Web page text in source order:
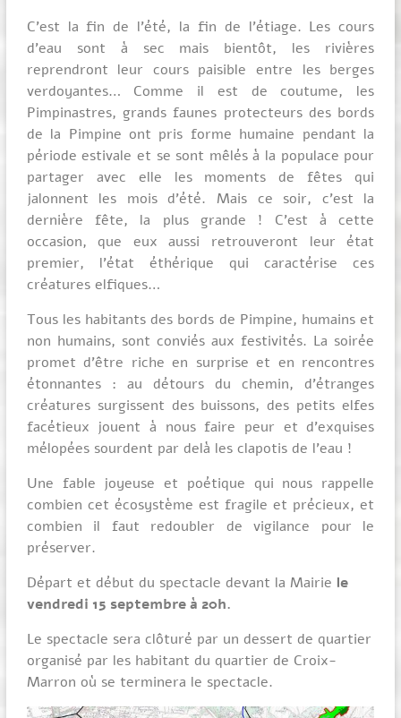
C’est la fin de l’été, la fin de l’étiage. Les cours
d’eau sont à sec mais bientôt, les rivières
reprendront leur cours paisible entre les berges
verdoyantes… Comme il est de coutume, les
Pimpinastres, grands faunes protecteurs des bords
de la Pimpine ont pris forme humaine pendant la
période estivale et se sont mêlés à la populace pour
partager avec elle les moments de fêtes qui
jalonnent les mois d’été. Mais ce soir, c’est la
dernière fête, la plus grande ! C’est à cette
occasion, que eux aussi retrouveront leur état
premier, l’état éthérique qui caractérise ces
créatures elfiques…
Tous les habitants des bords de Pimpine, humains et
non humains, sont conviés aux festivités. La soirée
promet d’être riche en surprise et en rencontres
étonnantes : au détours du chemin, d’étranges
créatures surgissent des buissons, des petits elfes
facétieux jouent à nous faire peur et d’exquises
mélopées sourdent par delà les clapotis de l’eau !
Une fable joyeuse et poétique qui nous rappelle
combien cet écosystème est fragile et précieux, et
combien il faut redoubler de vigilance pour le
préserver.
Départ et début du spectacle devant la Mairie le
vendredi 15 septembre à 20h.
Le spectacle sera clôturé par un dessert de quartier
organisé par les habitant du quartier de Croix-
Marron où se terminera le spectacle.